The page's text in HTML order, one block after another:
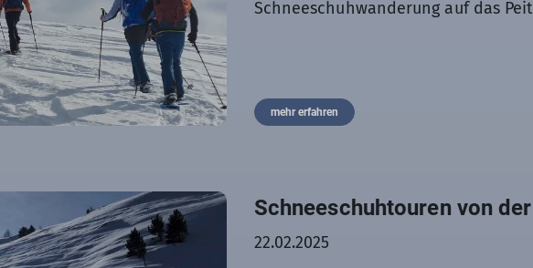
Schneeschuhwanderung auf das
mehr erfahren
Schneeschuhtouren von
22.02.2025